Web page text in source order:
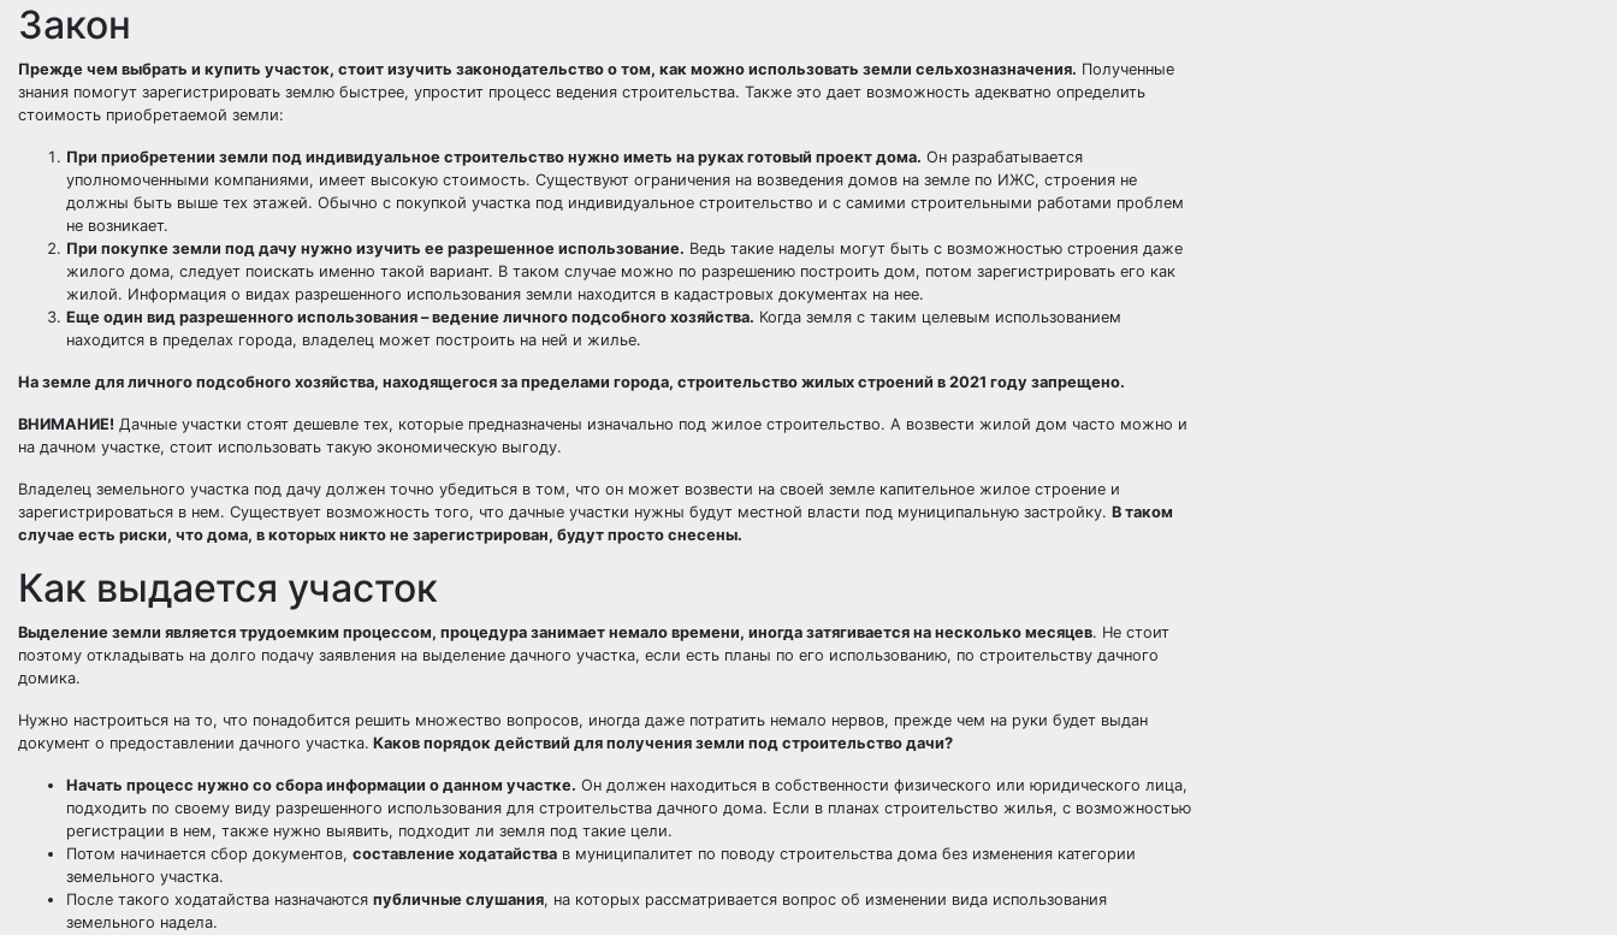
Закон
Прежде чем выбрать и купить участок, стоит изучить законодательство о том, как можно использовать земли сельхозназначения. Полученные
знания помогут зарегистрировать землю быстрее, упростит процесс ведения строительства. Также это дает возможность адекватно определить
стоимость приобретаемой земли:
При приобретении земли под индивидуальное строительство нужно иметь на руках готовый проект дома. Он разрабатывается
уполномоченными компаниями, имеет высокую стоимость. Существуют ограничения на возведения домов на земле по ИЖС, строения не
должны быть выше тех этажей. Обычно с покупкой участка под индивидуальное строительство и с самими строительными работами проблем
не возникает.
При покупке земли под дачу нужно изучить ее разрешенное использование. Ведь такие наделы могут быть с возможностью строения даже
жилого дома, следует поискать именно такой вариант. В таком случае можно по разрешению построить дом, потом зарегистрировать его как
жилой. Информация о видах разрешенного использования земли находится в кадастровых документах на нее.
Еще один вид разрешенного использования – ведение личного подсобного хозяйства. Когда земля с таким целевым использованием
находится в пределах города, владелец может построить на ней и жилье.
На земле для личного подсобного хозяйства, находящегося за пределами города, строительство жилых строений в 2021 году запрещено.
ВНИМАНИЕ! Дачные участки стоят дешевле тех, которые предназначены изначально под жилое строительство. А возвести жилой дом часто можно и
на дачном участке, стоит использовать такую экономическую выгоду.
Владелец земельного участка под дачу должен точно убедиться в том, что он может возвести на своей земле капительное жилое строение и
зарегистрироваться в нем. Существует возможность того, что дачные участки нужны будут местной власти под муниципальную застройку. В таком
случае есть риски, что дома, в которых никто не зарегистрирован, будут просто снесены.
Как выдается участок
Выделение земли является трудоемким процессом, процедура занимает немало времени, иногда затягивается на несколько месяцев. Не стоит
поэтому откладывать на долго подачу заявления на выделение дачного участка, если есть планы по его использованию, по строительству дачного
домика.
Нужно настроиться на то, что понадобится решить множество вопросов, иногда даже потратить немало нервов, прежде чем на руки будет выдан
документ о предоставлении дачного участка. Каков порядок действий для получения земли под строительство дачи?
Начать процесс нужно со сбора информации о данном участке. Он должен находиться в собственности физического или юридического лица,
подходить по своему виду разрешенного использования для строительства дачного дома. Если в планах строительство жилья, с возможностью
регистрации в нем, также нужно выявить, подходит ли земля под такие цели.
Потом начинается сбор документов, составление ходатайства в муниципалитет по поводу строительства дома без изменения категории
земельного участка.
После такого ходатайства назначаются публичные слушания, на которых рассматривается вопрос об изменении вида использования
земельного надела.